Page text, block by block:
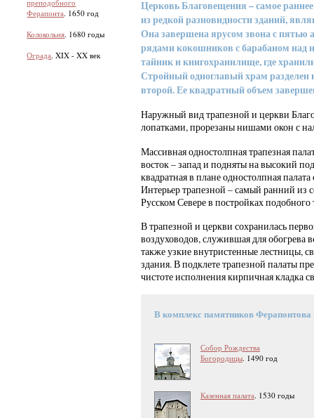
преподобного
Ферапонта. 1650 год
Колокольня. 1680 годы
Ограда. XIX - XX век
Церковь Благовещения – самое
из редкой разновидности зданий,
Она завершена ярусом звона с
рядами кокошников с барабаном над
тайник и книгохранилище, где
Стройный одноглавый храм разделен
второй. Ее квадратный объем
Наружный вид трапезной и церкви
лопатками, прорезаны нишами окон с
Массивная одностолпная трапезная
восток – запад и подняты на высокий
квадратная в плане одностолпная
Интерьер трапезной – самый ранний
Русском Севере в постройках подобного
В трапезной и церкви сохранилась
воздуховодов, служившая для обогрева
также узкие внутристенные лестницы,
здания. В подклете трапезной палаты
чистоте исполнения кирпичная кладка
В комплекс памятников
Собор Рождества
Богородицы. 1490 год
Казенная палата. 1530 годы